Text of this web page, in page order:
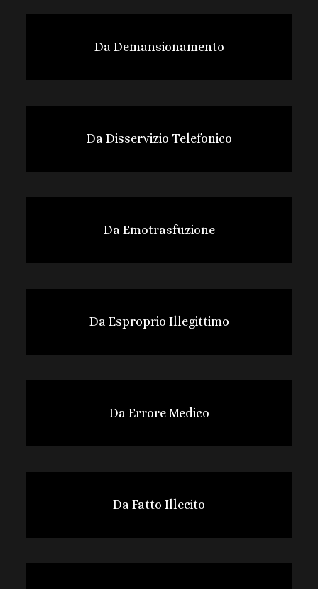
Da Demansionamento
Da Disservizio Telefonico
Da Emotrasfuzione
Da Esproprio Illegittimo
Da Errore Medico
Da Fatto Illecito